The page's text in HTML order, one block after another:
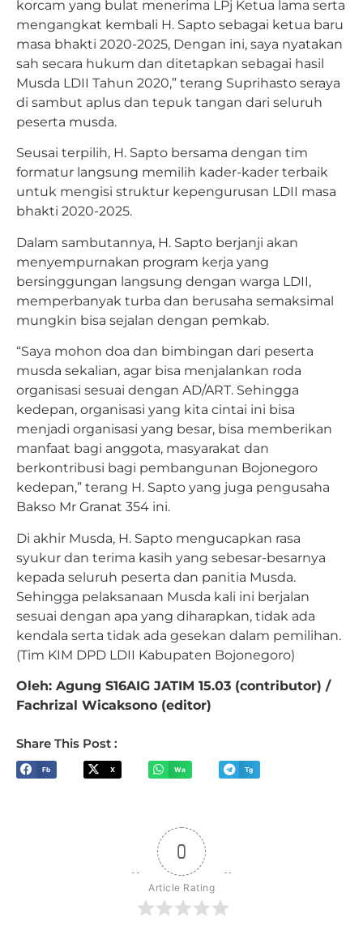
korcam yang bulat menerima LPj Ketua lama serta
mengangkat kembali H. Sapto sebagai ketua baru
masa bhakti 2020-2025, Dengan ini, saya nyatakan
sah secara hukum dan ditetapkan sebagai hasil
Musda LDII Tahun 2020,” terang Suprihasto seraya
di sambut aplus dan tepuk tangan dari seluruh
peserta musda.
Seusai terpilih, H. Sapto bersama dengan tim
formatur langsung memilih kader-kader terbaik
untuk mengisi struktur kepengurusan LDII masa
bhakti 2020-2025.
Dalam sambutannya, H. Sapto berjanji akan
menyempurnakan program kerja yang
bersinggungan langsung dengan warga LDII,
memperbanyak turba dan berusaha semaksimal
mungkin bisa sejalan dengan pemkab.
“Saya mohon doa dan bimbingan dari peserta
musda sekalian, agar bisa menjalankan roda
organisasi sesuai dengan AD/ART. Sehingga
kedepan, organisasi yang kita cintai ini bisa
menjadi organisasi yang besar, bisa memberikan
manfaat bagi anggota, masyarakat dan
berkontribusi bagi pembangunan Bojonegoro
kedepan,” terang H. Sapto yang juga pengusaha
Bakso Mr Granat 354 ini.
Di akhir Musda, H. Sapto mengucapkan rasa
syukur dan terima kasih yang sebesar-besarnya
kepada seluruh peserta dan panitia Musda.
Sehingga pelaksanaan Musda kali ini berjalan
sesuai dengan apa yang diharapkan, tidak ada
kendala serta tidak ada gesekan dalam pemilihan.
(Tim KIM DPD LDII Kabupaten Bojonegoro)
Oleh: Agung S16AIG JATIM 15.03 (contributor) /
Fachrizal Wicaksono (editor)
Share This Post :
Fb X Wa Tg
0
Article Rating